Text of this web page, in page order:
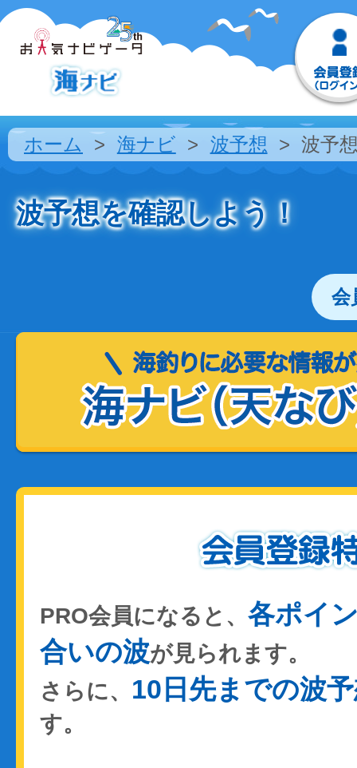
ホーム 海ナビ 波予想 波予
波予想を確認しよう！
会
PRO会員になると、 各ポイ
合いの波が見られます。
さらに、 10日先までの波
す。